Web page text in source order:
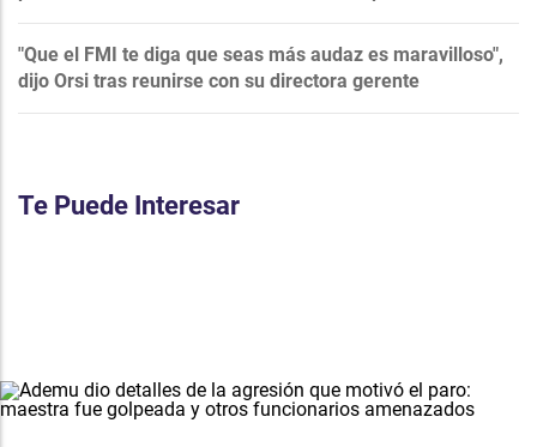
"Que el FMI te diga que seas más audaz es maravilloso",
dijo Orsi tras reunirse con su directora gerente
Te Puede Interesar